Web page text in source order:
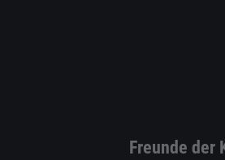
Freunde der